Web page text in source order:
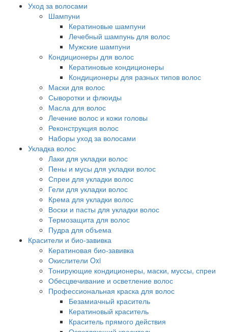
Уход за волосами
Шампуни
Кератиновые шампуни
Лечебный шампунь для волос
Мужские шампуни
Кондиционеры для волос
Кератиновые кондиционеры
Кондиционеры для разных типов волос
Маски для волос
Сыворотки и флюиды
Масла для волос
Лечение волос и кожи головы
Реконструкция волос
Наборы уход за волосами
Укладка волос
Лаки для укладки волос
Пены и мусы для укладки волос
Спреи для укладки волос
Гели для укладки волос
Крема для укладки волос
Воски и пасты для укладки волос
Термозащита для волос
Пудра для объема
Красители и био-завивка
Кератиновая био-завивка
Окислители Oxi
Тонирующие кондиционеры, маски, муссы, спреи
Обесцвечивание и осветление волос
Профессиональная краска для волос
Безамиачный краситель
Кератиновый краситель
Краситель прямого действия